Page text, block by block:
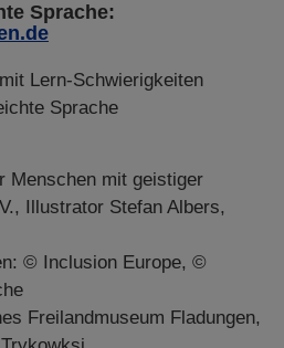
Sprache:
Lern-Schwierigkeiten
Sprache
Menschen mit geistiger
Illustrator Stefan Albers,
© Inclusion Europe, ©
Freilandmuseum Fladungen,